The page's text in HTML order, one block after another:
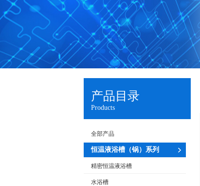
产品目录
Products
全部产品
恒温液浴槽（锅）系列
精密恒温液浴槽
水浴槽